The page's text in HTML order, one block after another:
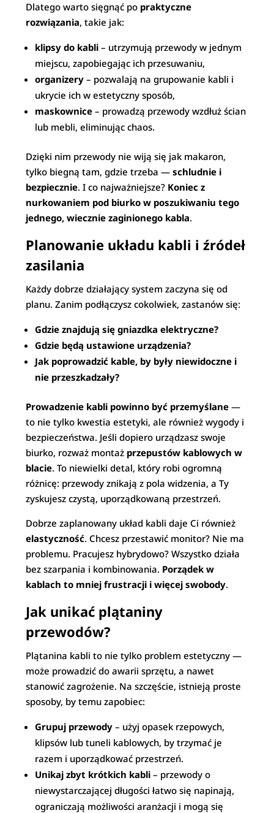
Dlatego warto sięgnąć po praktyczne
rozwiązania, takie jak:
klipsy do kabli – utrzymują przewody w jednym
miejscu, zapobiegając ich przesuwaniu,
organizery – pozwalają na grupowanie kabli i
ukrycie ich w estetyczny sposób,
maskownice – prowadzą przewody wzdłuż ścian
lub mebli, eliminując chaos.
Dzięki nim przewody nie wiją się jak makaron,
tylko biegną tam, gdzie trzeba —schludnie i
bezpiecznie. I co najważniejsze? Koniec z
nurkowaniem pod biurko w poszukiwaniu tego
jednego, wiecznie zaginionego kabla.
Planowanie układu kabli i źródeł
zasilania
Każdy dobrze działający system zaczyna się od
planu. Zanim podłączysz cokolwiek, zastanów się:
Gdzie znajdują się gniazdka elektryczne?
Gdzie będą ustawione urządzenia?
Jak poprowadzić kable, by były niewidoczne i
nie przeszkadzały?
Prowadzenie kabli powinno być przemyślane —
to nie tylko kwestia estetyki, ale również wygody i
bezpieczeństwa. Jeśli dopiero urządzasz swoje
biurko, rozważ montaż przepustów kablowych w
blacie. To niewielki detal, który robi ogromną
różnicę: przewody znikają z pola widzenia, a Ty
zyskujesz czystą, uporządkowaną przestrzeń.
Dobrze zaplanowany układ kabli daje Ci również
elastyczność. Chcesz przestawić monitor? Nie ma
problemu. Pracujesz hybrydowo? Wszystko działa
bez szarpania i kombinowania. Porządek w
kablach to mniej frustracji i więcej swobody.
Jak unikać plątaniny
przewodów?
Plątanina kabli to nie tylko problem estetyczny —
może prowadzić do awarii sprzętu, a nawet
stanowić zagrożenie. Na szczęście, istnieją proste
sposoby, by temu zapobiec:
Grupuj przewody – użyj opasek rzepowych,
klipsów lub tuneli kablowych, by trzymać je
razem i uporządkować przestrzeń.
Unikaj zbyt krótkich kabli – przewody o
niewystarczającej długości łatwo się napinają,
ograniczają możliwości aranżacji i mogą się